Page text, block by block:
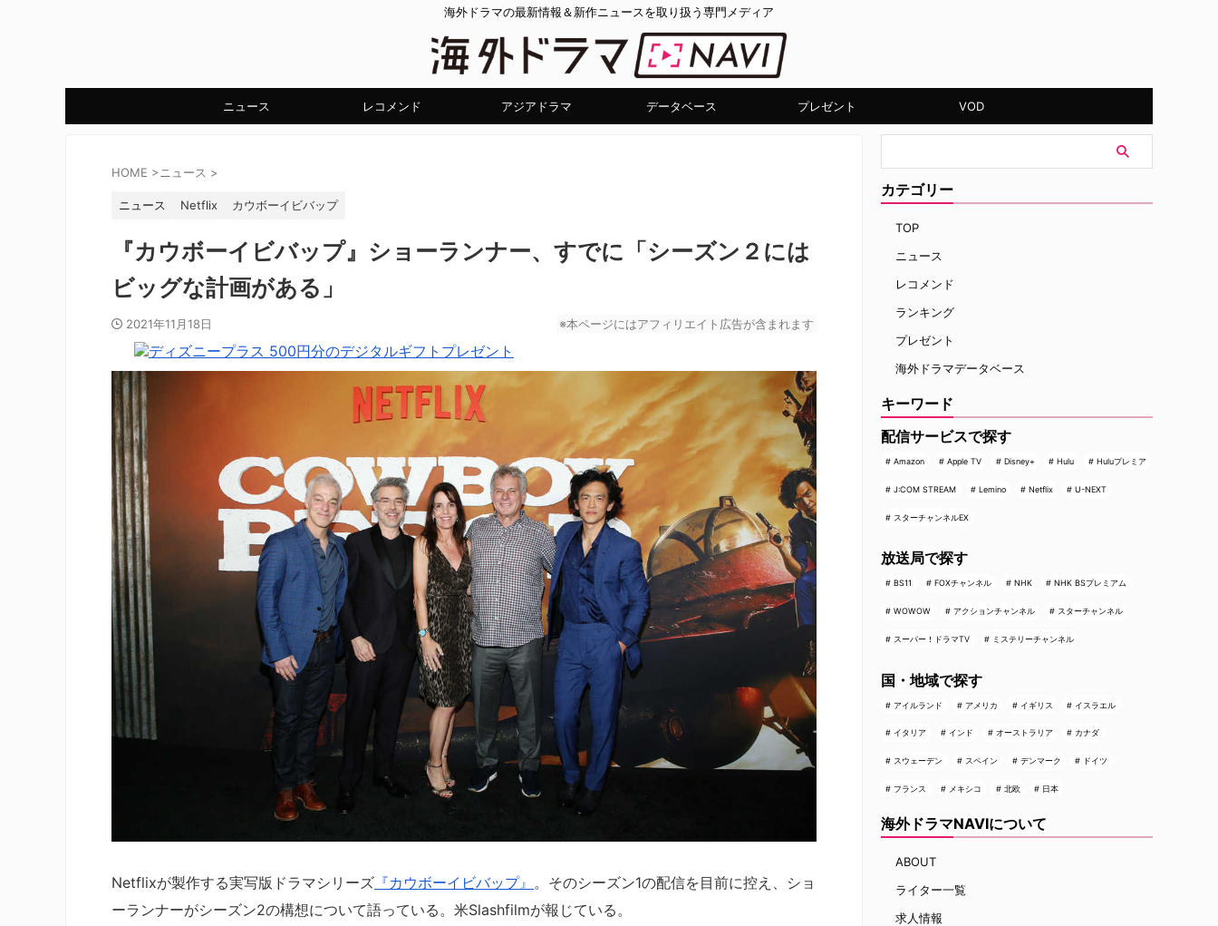
海外ドラマの最新情報＆新作ニュースを取り扱う専門メディア
ニュース レコメンド アジアドラマ データベース プレゼント VOD
HOME >ニュース >
ニュース Netflix カウボーイビバップ
『カウボーイビバップ』ショーランナー、すでに「シーズン２には
ビッグな計画がある」
2021年11月18日 ※本ページにはアフィリエイト広告が含まれます
Netflixが製作する実写版ドラマシリーズ 『カウボーイビバップ』 。そのシーズン1の配信を目前に控え、ショ
ーランナーがシーズン2の構想について語っている。米Slashfilmが報じている。
カテゴリー
TOP
ニュース
レコメンド
ランキング
プレゼント
海外ドラマデータベース
キーワード
配信サービスで探す
Amazon Apple TV Disney+ Hulu Huluプレミア
J:COM STREAM Lemino Netflix U-NEXT
スターチャンネルEX
放送局で探す
BS11 FOXチャンネル NHK NHK BSプレミアム
WOWOW アクションチャンネル スターチャンネル
スーパー！ドラマTV ミステリーチャンネル
国・地域で探す
アイルランド アメリカ イギリス イスラエル
イタリア インド オーストラリア カナダ
スウェーデン スペイン デンマーク ドイツ
フランス メキシコ 北欧 日本
海外ドラマNAVIについて
ABOUT
ライター一覧
求人情報